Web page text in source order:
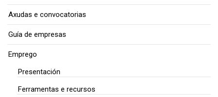
Axudas e convocatorias
Guía de empresas
Emprego
Presentación
Ferramentas e recursos